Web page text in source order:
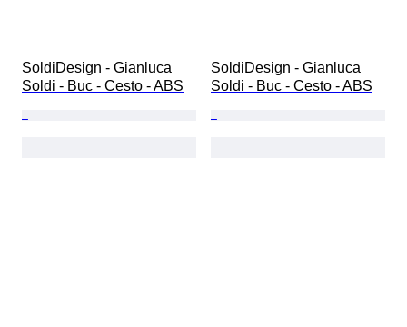
SoldiDesign - Gianluca
Soldi - Buc - Cesto - ABS
SoldiDesign - Gianluca
Soldi - Buc - Cesto - ABS